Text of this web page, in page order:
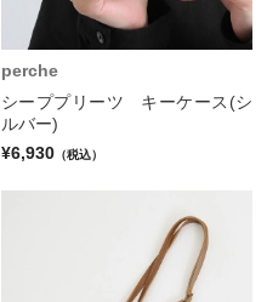
perche
シーププリーツ キーケース(シ
ルバー)
¥6,930 （税込）